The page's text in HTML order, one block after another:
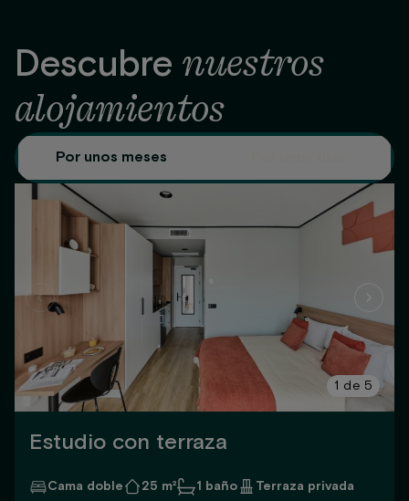
Descubre nuestros
alojamientos
Por unos meses
1 de 5
Estudio con terraza
Cama doble 25 m² 1 baño
Terraza privada